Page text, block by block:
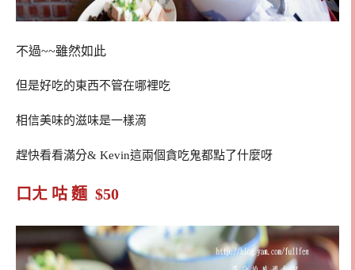
不過~~雖然如此
但是好吃的東西不管在哪裡吃
相信美味的滋味是一樣滴
趕快看看滿分& Kevin這兩個貪吃鬼都點了什麼呀
口ㄤ 咕 麵 $50